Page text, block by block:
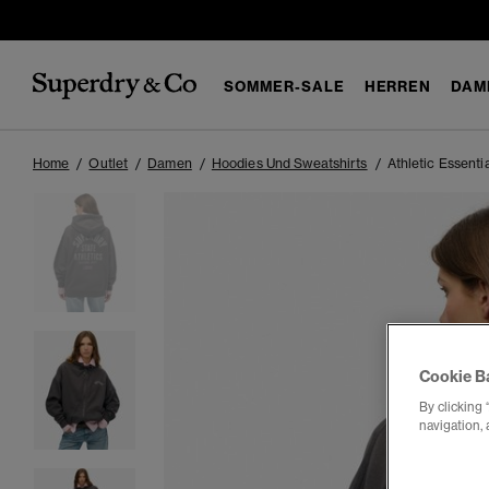
SOMMER-SALE HERREN
Home Outlet Damen Hoodies Und Sweatshirts Athletic
Cookie
By clicking
navigation,